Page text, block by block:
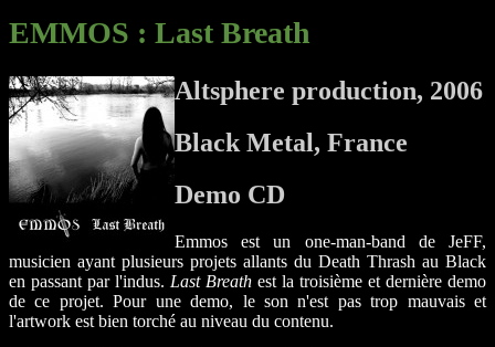
EMMOS : Last Breath
Altsphere production, 2006
Black Metal, France
Demo CD
Emmos est un one-man-band de JeFF,
musicien ayant plusieurs projets allants du Death Thrash au Black
en passant par l'indus. Last Breath est la troisième et dernière demo
de ce projet. Pour une demo, le son n'est pas trop mauvais et
l'artwork est bien torché au niveau du contenu.